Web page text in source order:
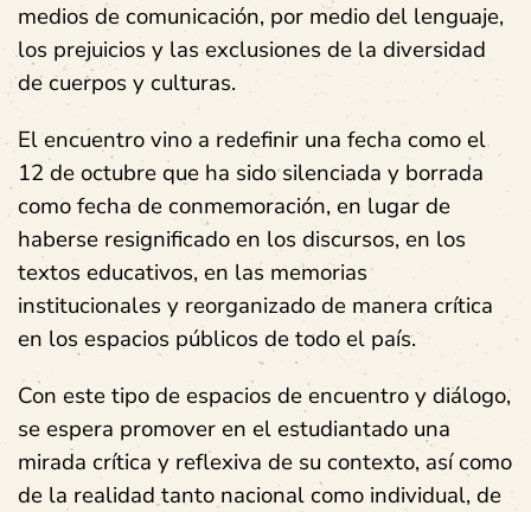
medios de comunicación, por medio del lenguaje,
los prejuicios y las exclusiones de la diversidad
de cuerpos y culturas.
El encuentro vino a redefinir una fecha como el
12 de octubre que ha sido silenciada y borrada
como fecha de conmemoración, en lugar de
haberse resignificado en los discursos, en los
textos educativos, en las memorias
institucionales y reorganizado de manera crítica
en los espacios públicos de todo el país.
Con este tipo de espacios de encuentro y diálogo,
se espera promover en el estudiantado una
mirada crítica y reflexiva de su contexto, así como
de la realidad tanto nacional como individual, de